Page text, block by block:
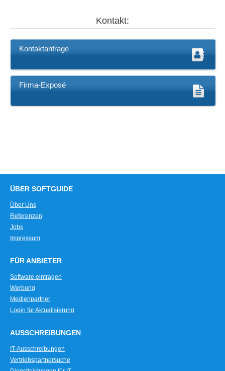
Kontakt:
Kontaktanfrage
Firma-Exposé
ÜBER SOFTGUIDE
Über Uns
Referenzen
Jobs
Impressum
FÜR ANBIETER
Software eintragen
Werbung
Medienpartner
Login für Aktualisierung
AUSSCHREIBUNGEN
IT-Ausschreibungen
Vertriebspartnersuche